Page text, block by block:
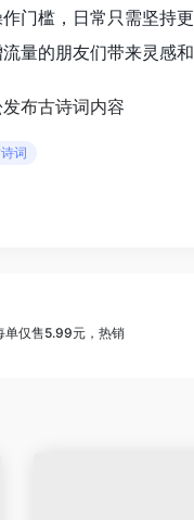
门槛，日常只需坚持
量的朋友们带来灵感和
词
单仅售5.99元，热销